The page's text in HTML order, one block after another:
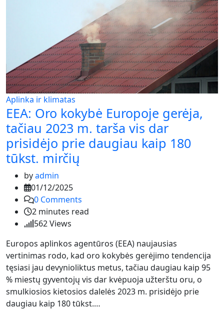
Aplinka ir klimatas
EEA: Oro kokybė Europoje gerėja,
tačiau 2023 m. tarša vis dar
prisidėjo prie daugiau kaip 180
tūkst. mirčių
byadmin
01/12/2025
0 Comments
2 minutes read
562Views
Europos aplinkos agentūros (EEA) naujausias
vertinimas rodo, kad oro kokybės gerėjimo tendencija
tęsiasi jau devynioliktus metus, tačiau daugiau kaip 95
% miestų gyventojų vis dar kvėpuoja užterštu oru, o
smulkiosios kietosios dalelės 2023 m. prisidėjo prie
daugiau kaip 180 tūkst.…